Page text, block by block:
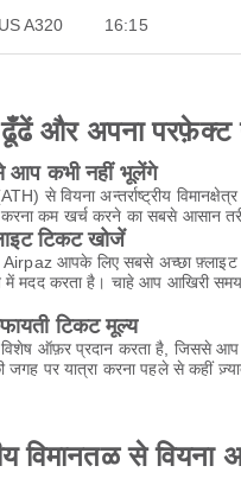
A320 16:15
और अपना परफ़ेक्ट
आप कभी नहीं भूलेंगे
से वियना अन्तर्राष्ट्रीय
करना कम खर्च करने का सबसे आसान
टिकट खोजें
आपके लिए सबसे अच्छा
मदद करता है। चाहे आप आखिरी समय
टिकट मूल्य
ऑफ़र प्रदान करता है, जिससे आप
पर यात्रा करना पहले से कहीं
विमानतळ से वियना